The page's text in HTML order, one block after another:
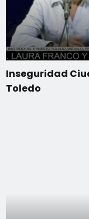
Inseguridad
Toledo